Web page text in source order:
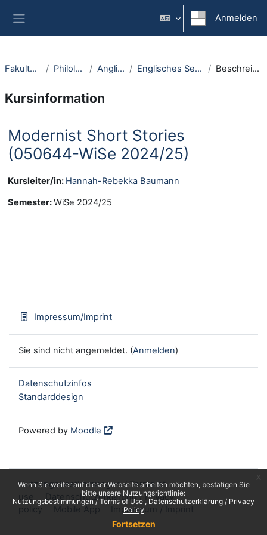
Wenn Sie weiter auf dieser Webseite arbeiten möchten, bestätigen Sie
bitte unsere Nutzungsrichtlinie:
Nutzungsbestimmungen / Terms of Use
Datenschutzerklärung / Privacy
Policy
Fortsetzen
Anmelden
Fakultäten Philologie Anglistik Englisches Seminar Beschreibung
Kursinformation
Modernist Short Stories
(050644-WiSe 2024/25)
Kursleiter/in: Hannah-Rebekka Baumann
Semester:WiSe 2024/25
Impressum/Imprint
Sie sind nicht angemeldet. (Anmelden)
Datenschutzinfos
Standarddesign
Powered by Moodle
Nutzungsbestimmungen / Terms of
use
Datenschutzerklärung / Privacy
policy
Mobile App Impressum / Imprint